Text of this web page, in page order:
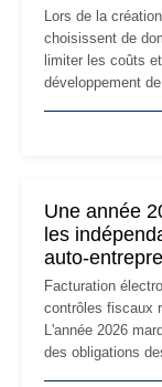
Lors de la
choisissent de
limiter les coûts
développement
professionnels,
Une année
les
auto-
Facturation
contrôles fiscaux
L'année 2026
des obligations